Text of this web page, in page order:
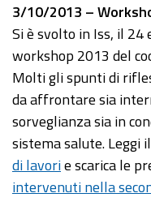
3/10/2013 –
Si è svolto in Iss, il
workshop 2013 del
Molti gli spunti di
da affrontare sia
sorveglianza sia in
sistema salute. Leggi
di lavorie scarica le
intervenuti nella